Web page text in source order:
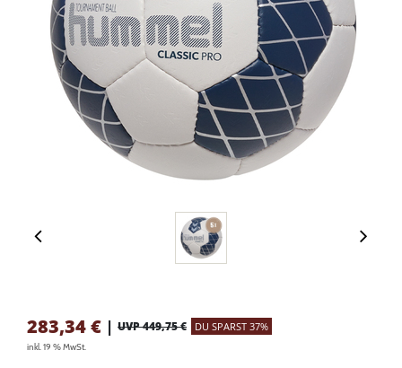
283,34€ | UVP 449,75 € DU SPARST 37%
inkl. 19 % MwSt.